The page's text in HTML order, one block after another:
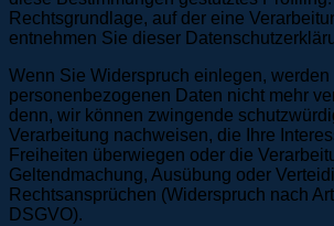
Rechtsgrundlage, auf der eine
entnehmen Sie dieser
Wenn Sie Widerspruch einlegen, werden
personenbezogenen Daten nicht mehr
denn, wir können zwingende
Verarbeitung nachweisen, die Ihre
Freiheiten überwiegen oder die
Geltendmachung, Ausübung oder
Rechtsansprüchen (Widerspruch nach
DSGVO).